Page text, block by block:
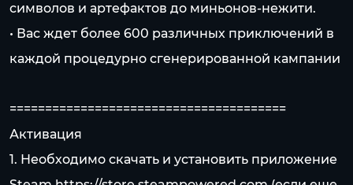
символов и артефактов до миньонов-нежити.
• Вас ждет более 600 различных приключений в
каждой процедурно сгенерированной кампании
=======================================
Активация
1. Необходимо скачать и установить приложение